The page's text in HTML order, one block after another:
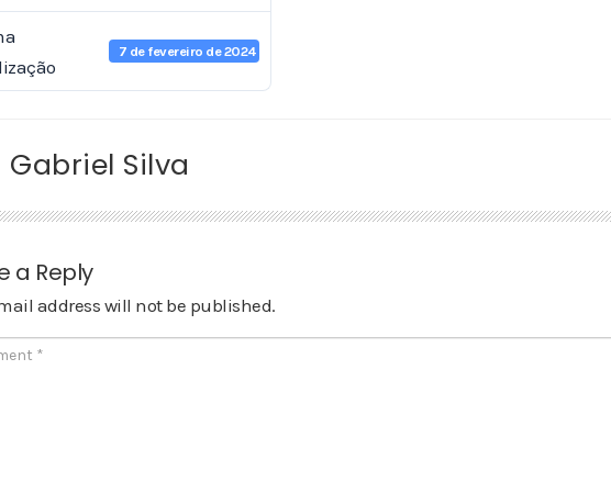
7 de fevereiro de 2024
Gabriel Silva
a Reply
address will not be published.